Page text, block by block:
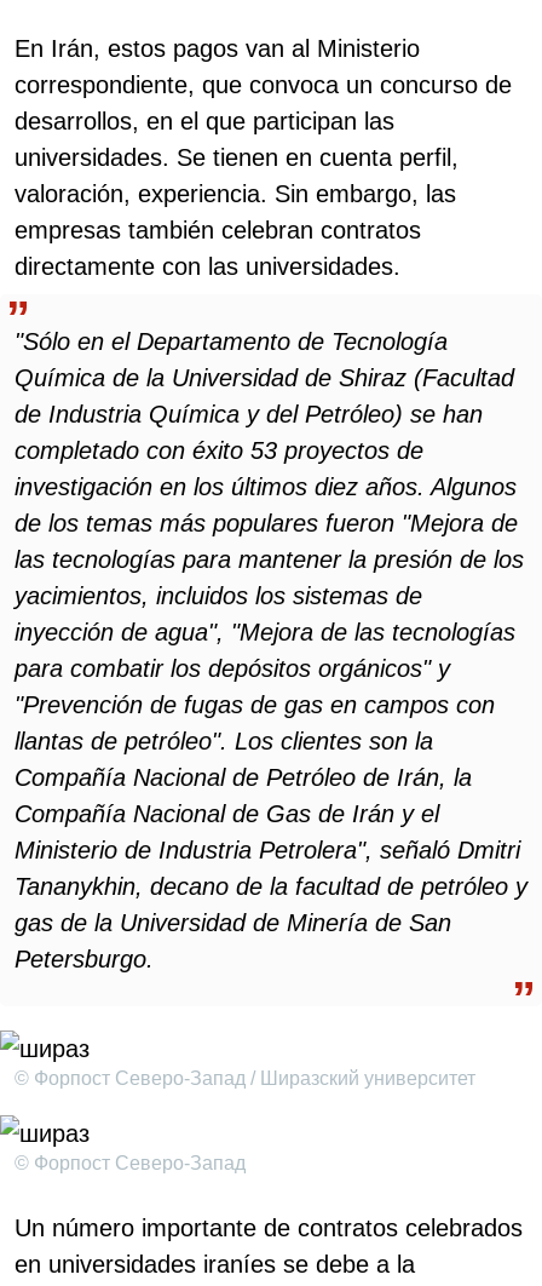
En Irán, estos pagos van al Ministerio
correspondiente, que convoca un concurso de
desarrollos, en el que participan las
universidades. Se tienen en cuenta perfil,
valoración, experiencia. Sin embargo, las
empresas también celebran contratos
directamente con las universidades.
"Sólo en el Departamento de Tecnología
Química de la Universidad de Shiraz (Facultad
de Industria Química y del Petróleo) se han
completado con éxito 53 proyectos de
investigación en los últimos diez años. Algunos
de los temas más populares fueron "Mejora de
las tecnologías para mantener la presión de los
yacimientos, incluidos los sistemas de
inyección de agua", "Mejora de las tecnologías
para combatir los depósitos orgánicos" y
"Prevención de fugas de gas en campos con
llantas de petróleo". Los clientes son la
Compañía Nacional de Petróleo de Irán, la
Compañía Nacional de Gas de Irán y el
Ministerio de Industria Petrolera", señaló Dmitri
Tananykhin, decano de la facultad de petróleo y
gas de la Universidad de Minería de San
Petersburgo.
© Форпост Северо-Запад / Ширазский университет
© Форпост Северо-Запад
Un número importante de contratos celebrados
en universidades iraníes se debe a la